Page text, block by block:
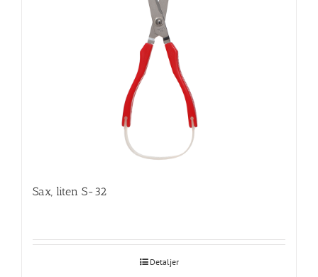
Sax, liten S-32
Detaljer